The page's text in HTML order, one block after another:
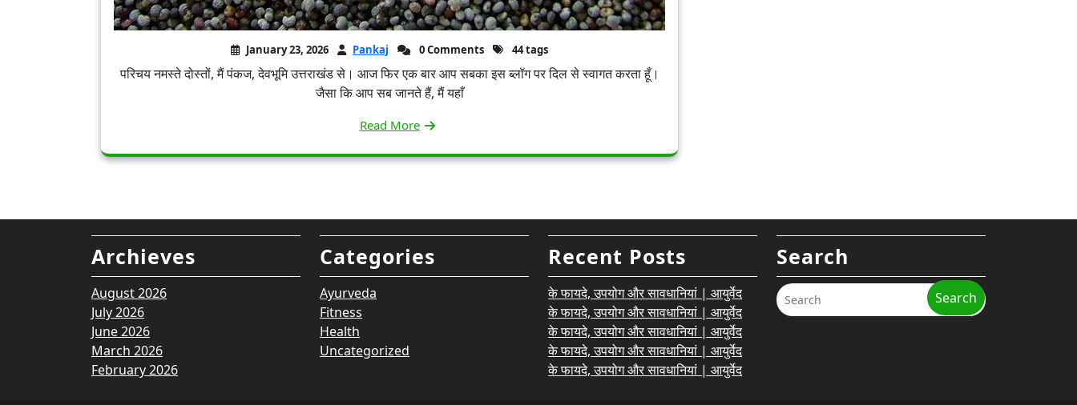
January 23, 2026 Pankaj 0 Comments 44 tags
परिचय नमस्ते दोस्तों, मैं पंकज, देवभूमि उत्तराखंड से। आज फिर एक बार आप सबका इस ब्लॉग पर दिल से स्वागत करता हूँ।
जैसा कि आप सब जानते हैं, मैं यहाँ
Read More
Archieves
August 2026
July 2026
June 2026
March 2026
February 2026
Categories
Ayurveda
Fitness
Health
Uncategorized
Recent Posts
के फायदे, उपयोग और सावधानियां | आयुर्वेद
के फायदे, उपयोग और सावधानियां | आयुर्वेद
के फायदे, उपयोग और सावधानियां | आयुर्वेद
के फायदे, उपयोग और सावधानियां | आयुर्वेद
के फायदे, उपयोग और सावधानियां | आयुर्वेद
Search
Search